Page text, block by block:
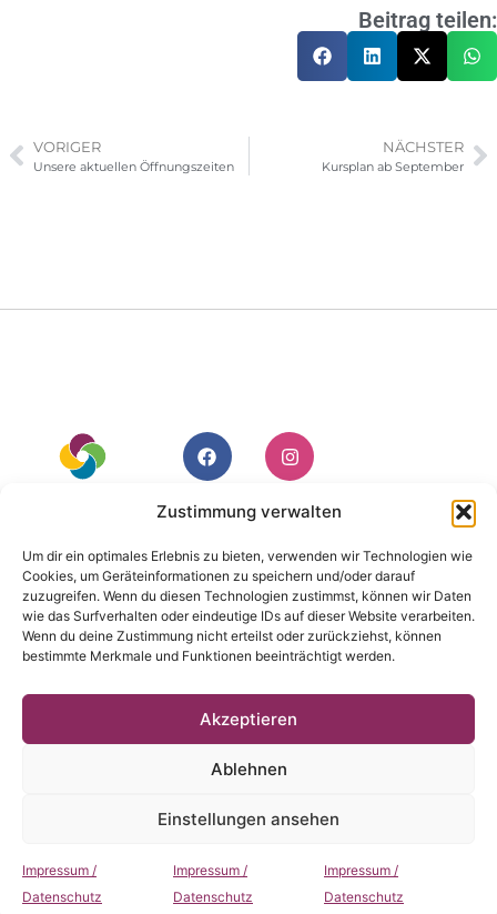
Zustimmung verwalten
Um dir ein optimales Erlebnis zu bieten, verwenden wir Technologien wie
Cookies, um Geräteinformationen zu speichern und/oder darauf
zuzugreifen. Wenn du diesen Technologien zustimmst, können wir Daten
wie das Surfverhalten oder eindeutige IDs auf dieser Website verarbeiten.
Wenn du deine Zustimmung nicht erteilst oder zurückziehst, können
bestimmte Merkmale und Funktionen beeinträchtigt werden.
Akzeptieren
Ablehnen
Einstellungen ansehen
Impressum /
Datenschutz
Impressum /
Datenschutz
Impressum /
Datenschutz
Beitrag teilen:
VORIGER
Unsere aktuellen Öffnungszeiten
NÄCHSTER
Kursplan ab September
Sie haben
Fragen?
Rufen Sie
uns an!